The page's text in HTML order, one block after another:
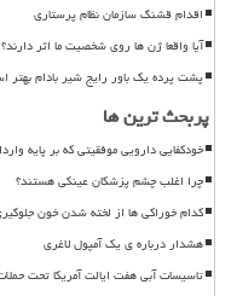
اقدام قشنگ سازمان نظام پرستاری
آیا واقعا ژن ها روی شخصیت ما اثر دارند؟
پشت پرده یک باور رایج شیر بادام بهتر
پربحث ترین ها
خودکفایی دارویی موفقیتی که بر پایه
چرا اغلب چشم پزشکان عینکی هستند؟
کدام خوراکی ها از لخته شدن خون
هشدار درباره ی یک آمپول لاغری
تاسیسات آبی هفت ایالت آمریکا تحت